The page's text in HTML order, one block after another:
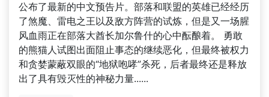
公布了最新的中文预告片。部落和联盟的英雄已经经历
了煞魔、雷电之王以及敌方阵营的试炼，但是又一场腥
风血雨正在部落大酋长加尔鲁什的心中酝酿着。 勇敢
的熊猫人试图出面阻止事态的继续恶化，但最终被权力
和贪婪蒙蔽双眼的“地狱咆哮”杀死，后者最终还是释放
出了具有毁灭性的神秘力量......